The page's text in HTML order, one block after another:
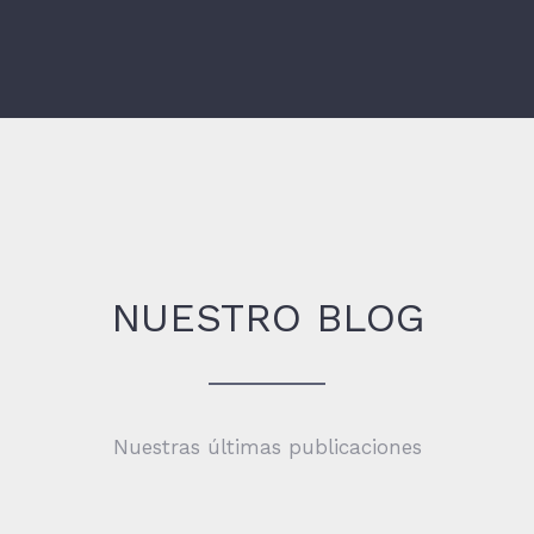
NUESTRO BLOG
Nuestras últimas publicaciones